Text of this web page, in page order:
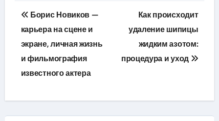
Навигация
по
записям
Борис Новиков —
карьера на сцене и
экране, личная жизнь
и фильмография
известного актера
Как происходит
удаление шипицы
жидким азотом:
процедура и уход